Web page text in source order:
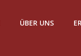
ÜBER UNS